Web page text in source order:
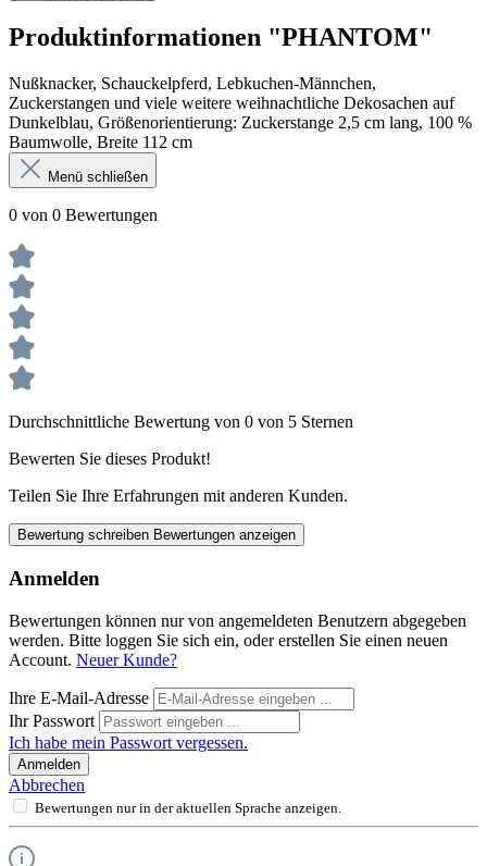
Produktinformationen "PHANTOM"
Nußknacker, Schauckelpferd, Lebkuchen-Männchen,
Zuckerstangen und viele weitere weihnachtliche Dekosachen auf
Dunkelblau, Größenorientierung: Zuckerstange 2,5 cm lang, 100 %
Baumwolle, Breite 112 cm
Menü schließen
0 von 0 Bewertungen
Durchschnittliche Bewertung von 0 von 5 Sternen
Bewerten Sie dieses Produkt!
Teilen Sie Ihre Erfahrungen mit anderen Kunden.
Bewertung schreiben Bewertungen anzeigen
Anmelden
Bewertungen können nur von angemeldeten Benutzern abgegeben
werden. Bitte loggen Sie sich ein, oder erstellen Sie einen neuen
Account. Neuer Kunde?
Ihre E-Mail-Adresse
Ihr Passwort
Ich habe mein Passwort vergessen.
Anmelden
Abbrechen
Bewertungen nur in der aktuellen Sprache anzeigen.